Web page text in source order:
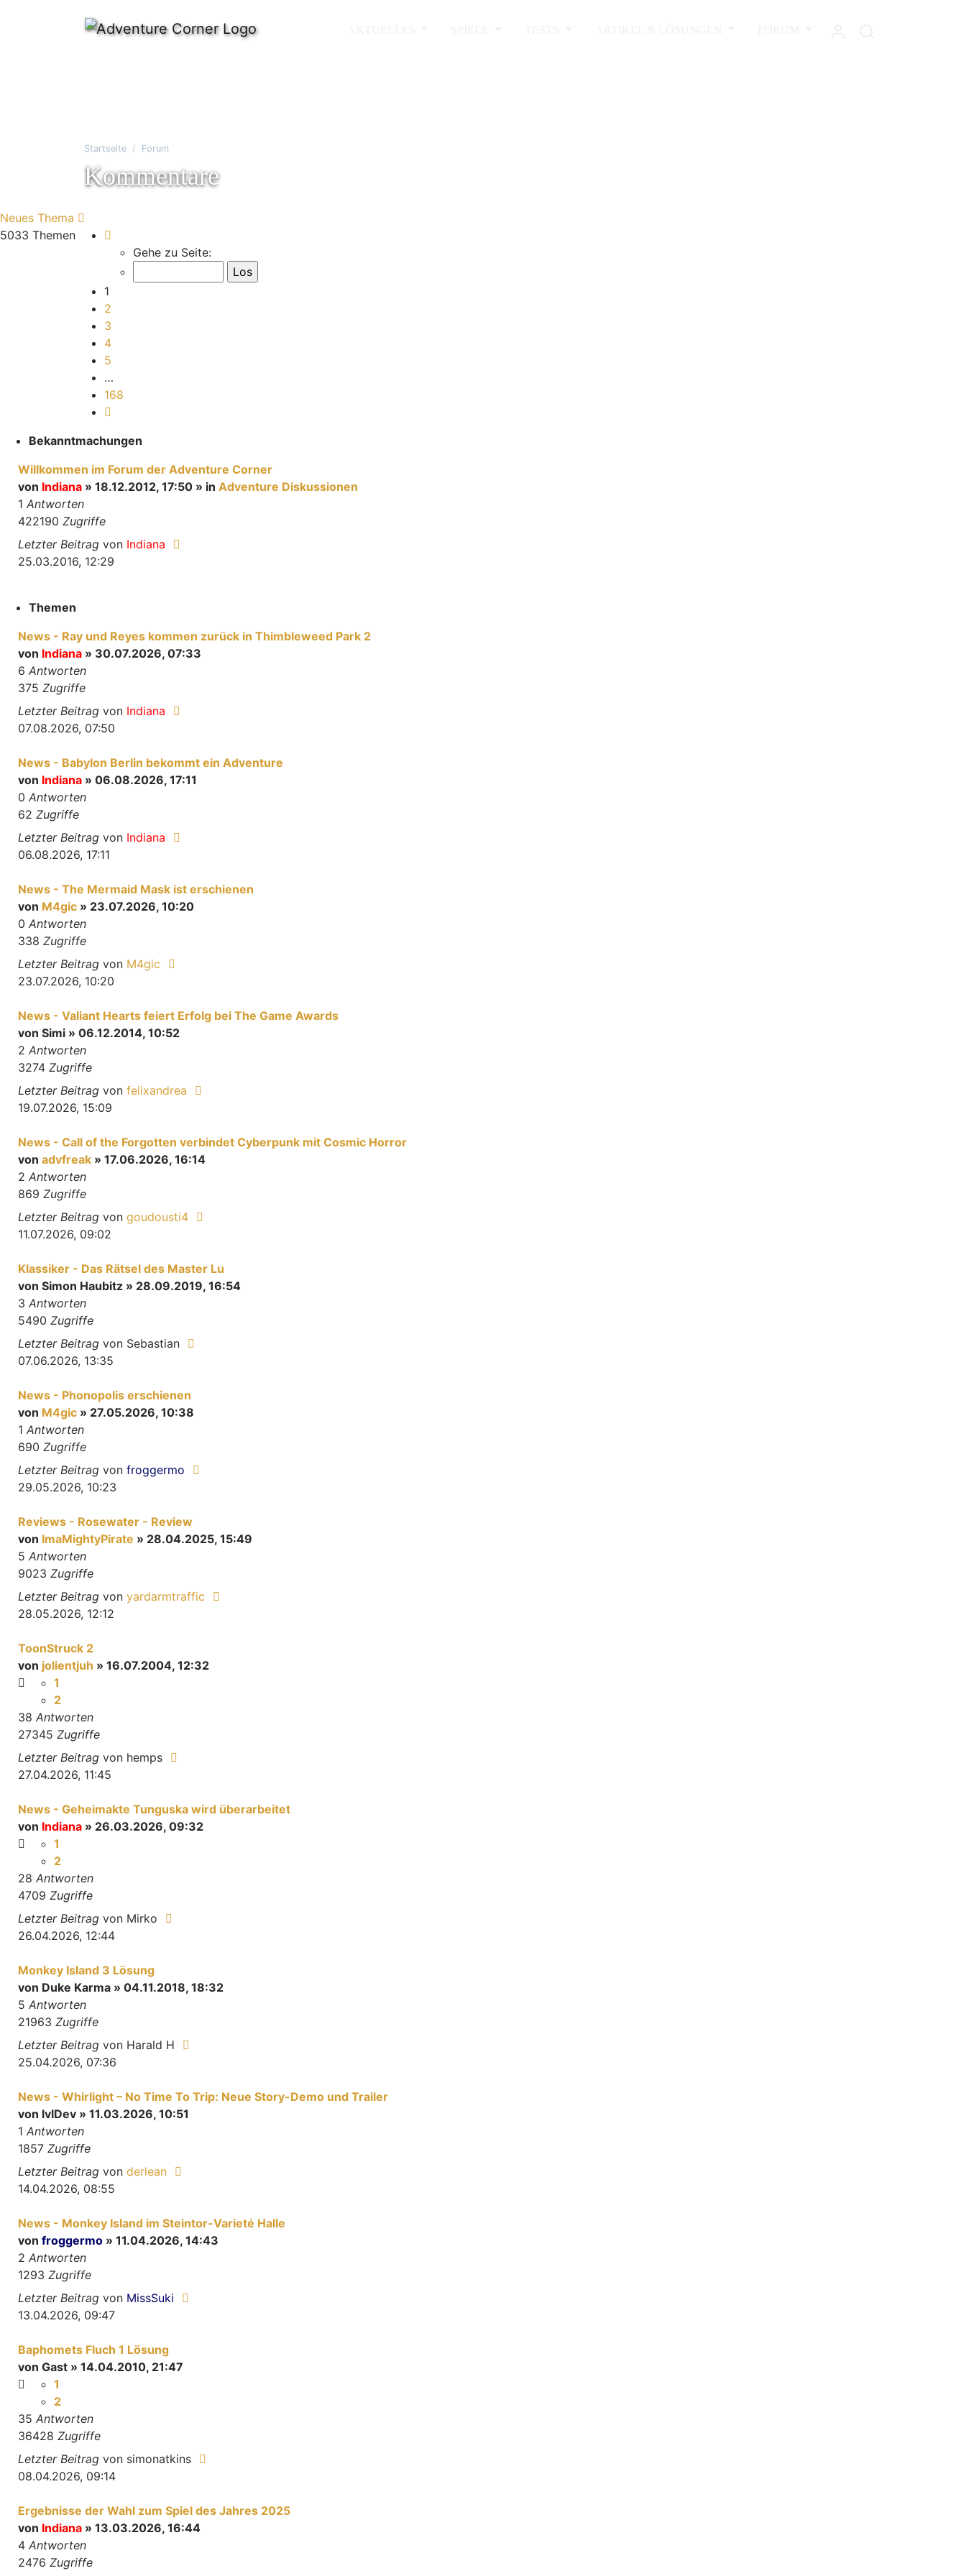
Startseite Forum
Kommentare
Neues Thema
5033 Themen
Gehe zu Seite:
1
2
3
4
5
…
168
Bekanntmachungen
Willkommen im Forum der Adventure Corner
von Indiana » 18.12.2012, 17:50 » in Adventure Diskussionen
1 Antworten
422190 Zugriffe
Letzter Beitrag von Indiana
25.03.2016, 12:29
Themen
News - Ray und Reyes kommen zurück in Thimbleweed Park 2
von Indiana » 30.07.2026, 07:33
6 Antworten
375 Zugriffe
Letzter Beitrag von Indiana
07.08.2026, 07:50
News - Babylon Berlin bekommt ein Adventure
von Indiana » 06.08.2026, 17:11
0 Antworten
62 Zugriffe
Letzter Beitrag von Indiana
06.08.2026, 17:11
News - The Mermaid Mask ist erschienen
von M4gic » 23.07.2026, 10:20
0 Antworten
338 Zugriffe
Letzter Beitrag von M4gic
23.07.2026, 10:20
News - Valiant Hearts feiert Erfolg bei The Game Awards
von Simi » 06.12.2014, 10:52
2 Antworten
3274 Zugriffe
Letzter Beitrag von felixandrea
19.07.2026, 15:09
News - Call of the Forgotten verbindet Cyberpunk mit Cosmic Horror
von advfreak » 17.06.2026, 16:14
2 Antworten
869 Zugriffe
Letzter Beitrag von goudousti4
11.07.2026, 09:02
Klassiker - Das Rätsel des Master Lu
von Simon Haubitz » 28.09.2019, 16:54
3 Antworten
5490 Zugriffe
Letzter Beitrag von Sebastian
07.06.2026, 13:35
News - Phonopolis erschienen
von M4gic » 27.05.2026, 10:38
1 Antworten
690 Zugriffe
Letzter Beitrag von froggermo
29.05.2026, 10:23
Reviews - Rosewater - Review
von ImaMightyPirate » 28.04.2025, 15:49
5 Antworten
9023 Zugriffe
Letzter Beitrag von yardarmtraffic
28.05.2026, 12:12
ToonStruck 2
von jolientjuh » 16.07.2004, 12:32
1
2
38 Antworten
27345 Zugriffe
Letzter Beitrag von hemps
27.04.2026, 11:45
News - Geheimakte Tunguska wird überarbeitet
von Indiana » 26.03.2026, 09:32
1
2
28 Antworten
4709 Zugriffe
Letzter Beitrag von Mirko
26.04.2026, 12:44
Monkey Island 3 Lösung
von Duke Karma » 04.11.2018, 18:32
5 Antworten
21963 Zugriffe
Letzter Beitrag von Harald H
25.04.2026, 07:36
News - Whirlight – No Time To Trip: Neue Story-Demo und Trailer
von lvlDev » 11.03.2026, 10:51
1 Antworten
1857 Zugriffe
Letzter Beitrag von derlean
14.04.2026, 08:55
News - Monkey Island im Steintor-Varieté Halle
von froggermo » 11.04.2026, 14:43
2 Antworten
1293 Zugriffe
Letzter Beitrag von MissSuki
13.04.2026, 09:47
Baphomets Fluch 1 Lösung
von Gast » 14.04.2010, 21:47
1
2
35 Antworten
36428 Zugriffe
Letzter Beitrag von simonatkins
08.04.2026, 09:14
Ergebnisse der Wahl zum Spiel des Jahres 2025
von Indiana » 13.03.2026, 16:44
4 Antworten
2476 Zugriffe